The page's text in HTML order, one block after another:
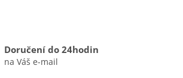
Doručení do 24hodin
na Váš e-mail